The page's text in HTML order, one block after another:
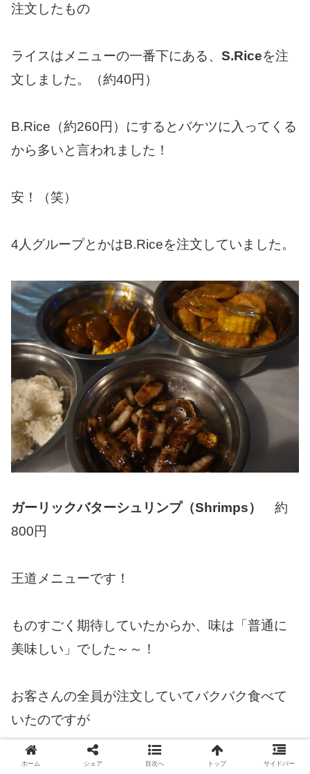
注文したもの
ライスはメニューの一番下にある、 S.Riceを注
文しました。（約40円）
B.Rice（約260円）にするとバケツに入ってくる
から多いと言われました！
安！（笑）
4人グループとかはB.Riceを注文していました。
ガーリックバターシュリンプ（Shrimps）
約
800円
王道メニューです！
ものすごく期待していたからか、味は「普通に
美味しい」でした～～！
お客さんの全員が注文していてバクバク食べて
いたのですが
想像していた味とは違いました。
ホーム シェア 目次へ トップ サイドバー